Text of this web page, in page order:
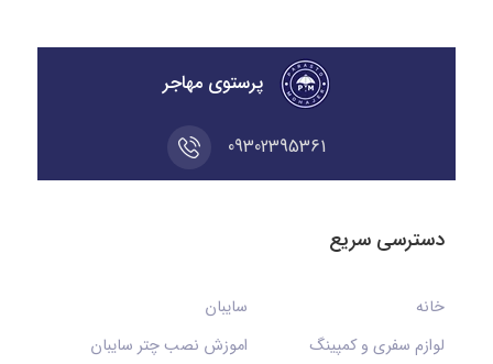
پرستوی مهاجر
09302395361
دسترسی سریع
خانه
سایبان
لوازم سفری و کمپینگ
اموزش نصب چتر سایبان